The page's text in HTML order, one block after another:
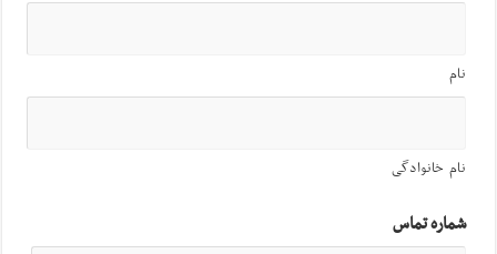
نام
نام خانوادگی
شماره تماس